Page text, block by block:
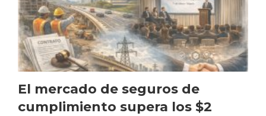
El mercado de seguros de
cumplimiento supera los $2